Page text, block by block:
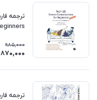
ترجمه
985,000
870,000